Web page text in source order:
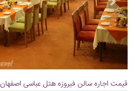
قیمت اجاره سالن فیروزه هتل عباسی اصفهان